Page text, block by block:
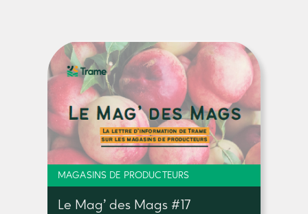
MAGASINS DE PRODUCTEURS
Le Mag’ des Mags #17